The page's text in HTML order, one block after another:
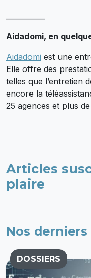
Aidadomi, en
Aidadomi est une
Elle offre des
telles que l’entretien
encore la
25 agences et plus
Articles
plaire
Nos
DOSSIERS